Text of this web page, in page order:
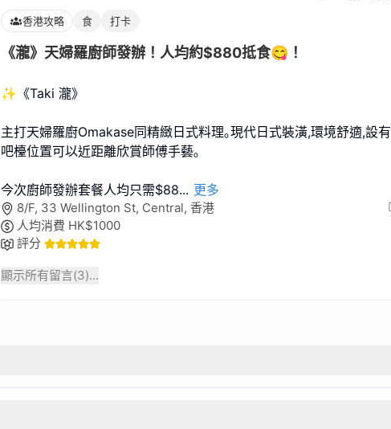
香港攻略 食 打卡
《瀧》天婦羅廚師發辦！人均約$880抵食😋！
✨《Taki 瀧》
主打天婦羅廚Omakase同精緻日式料理｡現代日式裝潢,環境舒適,設有
吧檯位置可以近距離欣賞師傅手藝｡
今次廚師發辦套餐人均只需$88... 更多
8/F, 33 Wellington St, Central, 香港
人均消費 HK$1000
評分
顯示所有留言(3)...